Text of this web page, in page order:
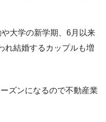
大学の新学期、6月以来
れ結婚するカップルも増
ズンになるので不動産業